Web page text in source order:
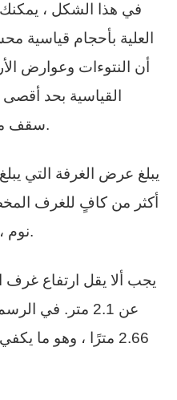
في هذا الشكل ،
العلية بأحجام قياسية
أن النتوءات وعوارض
سقف مائل بدون استخدام دعامات.
أكثر من كافٍ للغرف
نوم ، مكتب ، غرفة أطفال ، إلخ).
يجب ألا يقل ارتفاع غرف
عن 2.1 متر. في
2.66 مترًا ، وهو ما